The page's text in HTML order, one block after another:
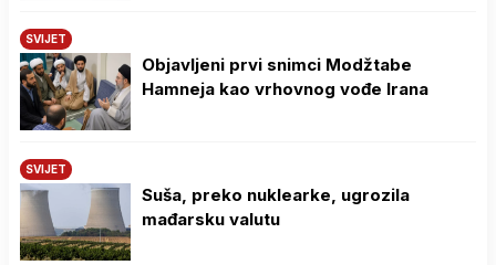
SVIJET
Objavljeni prvi snimci Modžtabe
Hamneja kao vrhovnog vođe Irana
SVIJET
Suša, preko nuklearke, ugrozila
mađarsku valutu